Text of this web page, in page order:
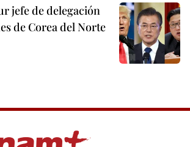
jefe de delegación
de Corea del Norte